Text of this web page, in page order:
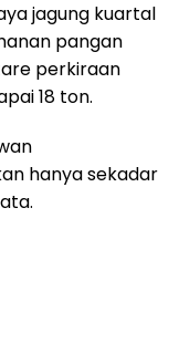
jagung kuartal
pangan
perkiraan
18 ton.
hanya sekadar